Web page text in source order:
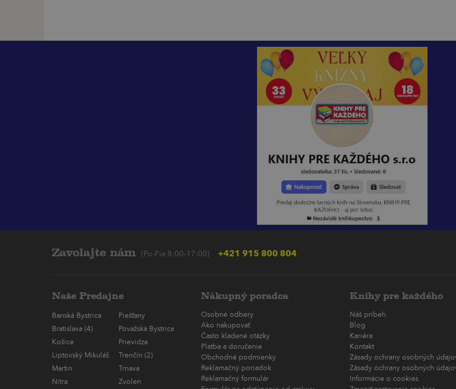
Zavolajte nám (Po-Pia 8:00-17:00) +421 915 800 804
Naše Predajne
Banská Bystrica
Piešťany
Bratislava (4)
Považská Bystrica
Košice
Prievidza
Liptovský Mikuláš
Trenčín (2)
Martin
Trnava
Nitra
Zvolen
Nákupný poradca
Osobné odbery
Ako nakupovať
Často kladené otázky
Platba a doručenie
Obchodné podmienky
Reklamačný poriadok
Reklamačný formulár
Knihy pre každého
Náš príbeh
Blog
Kariéra
Kontakt
Zásady ochrany osobných
Zásady ochrany osobných
Informácie o cookies